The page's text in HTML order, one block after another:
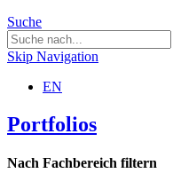
Suche
Skip Navigation
EN
Portfolios
Nach Fachbereich filtern